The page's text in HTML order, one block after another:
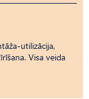
utilizācija,
Visa veida